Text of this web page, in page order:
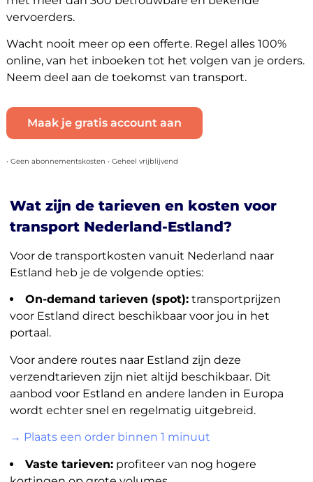
vervoerders.
Wacht nooit meer op een offerte. Regel alles 100%
online, van het inboeken tot het volgen van je orders.
Neem deel aan de toekomst van transport.
Maak je gratis account aan
• Geen abonnementskosten • Geheel vrijblijvend
Wat zijn de tarieven en kosten voor
transport Nederland-Estland?
Voor de transportkosten vanuit Nederland naar
Estland heb je de volgende opties:
On-demand tarieven (spot):transportprijzen
voor Estland direct beschikbaar voor jou in het
portaal.
Voor andere routes naar Estland zijn deze
verzendtarieven zijn niet altijd beschikbaar. Dit
aanbod voor Estland en andere landen in Europa
wordt echter snel en regelmatig uitgebreid.
→ Plaats een order binnen 1 minuut
Vaste tarieven:profiteer van nog hogere